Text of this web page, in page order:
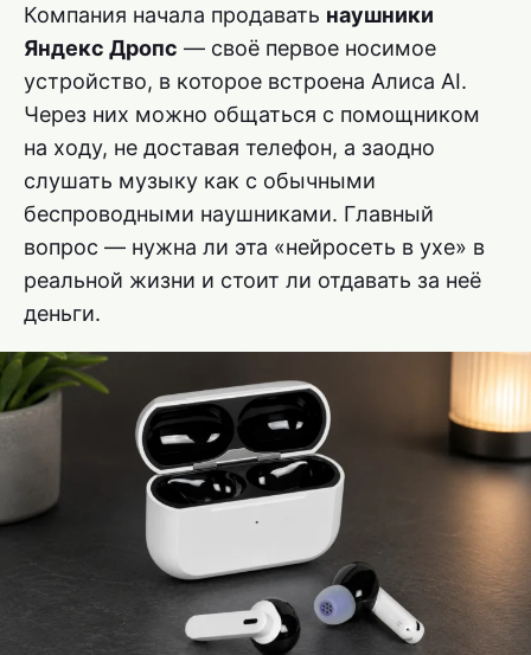
Компания начала продавать наушники
Яндекс Дропс — своё первое носимое
устройство, в которое встроена Алиса AI.
Через них можно общаться с помощником
на ходу, не доставая телефон, а заодно
слушать музыку как с обычными
беспроводными наушниками. Главный
вопрос — нужна ли эта «нейросеть в ухе» в
реальной жизни и стоит ли отдавать за неё
деньги.